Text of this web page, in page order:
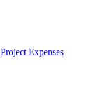
Project Expenses